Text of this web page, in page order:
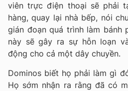
viên trực điện thoại sẽ phải
hàng, quay lại nhà bếp, nói
gián đoạn quá trình làm bánh
này sẽ gây ra sự hỗn loạn
động cho cả một dây chuyền.
Dominos biết họ phải làm gì
Họ sớm nhận ra rằng đã có